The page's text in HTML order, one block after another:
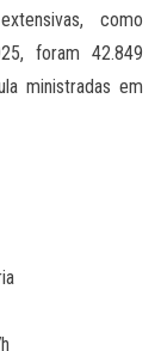
como
foram 42.849
ministradas em